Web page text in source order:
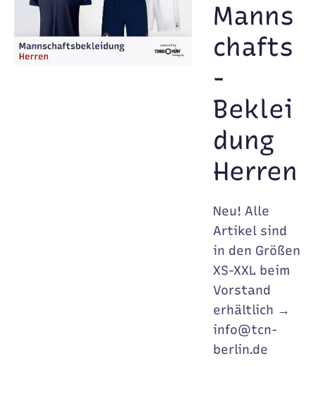
Manns
chafts
-
Beklei
dung
Herren
Neu! Alle
Artikel sind
in den Größen
XS-XXL beim
Vorstand
erhältlich →
info@tcn-
berlin.de